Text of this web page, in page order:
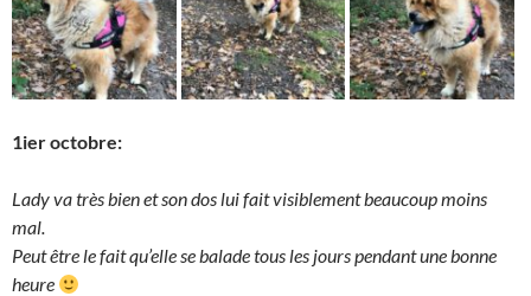
1ier octobre:
Lady va très bien et son dos lui fait visiblement beaucoup moins
mal.
Peut être le fait qu’elle se balade tous les jours pendant une bonne
heure